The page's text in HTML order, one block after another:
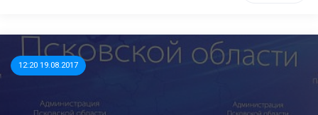
12:20 19.08.2017